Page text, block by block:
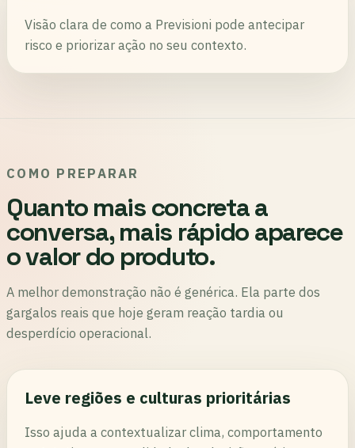
Visão clara de como a Previsioni pode antecipar
risco e priorizar ação no seu contexto.
COMO PREPARAR
Quanto mais concreta a
conversa, mais rápido aparece
o valor do produto.
A melhor demonstração não é genérica. Ela parte dos
gargalos reais que hoje geram reação tardia ou
desperdício operacional.
Leve regiões e culturas prioritárias
Isso ajuda a contextualizar clima, comportamento